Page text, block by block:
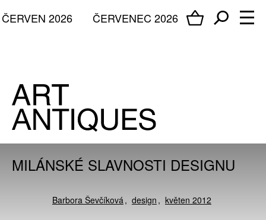
ČERVENEC 2026
ČERVEN 2026
MILÁNSKÉ SLAVNOSTI DESIGNU
Barbora Ševčíková design květen 2012